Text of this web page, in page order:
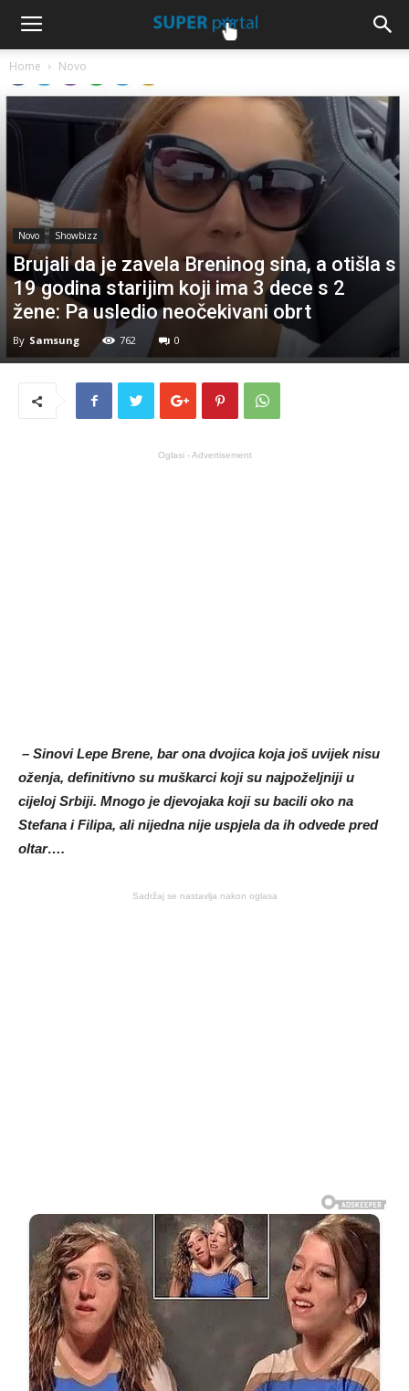
Home Novo
Novo Showbizz
Brujali da je zavela Breninog sina, a otišla s
19 godina starijim koji ima 3 dece s 2
žene: Pa usledio neočekivani obrt
By Samsung 762 0
Oglasi - Advertisement
– Sinovi Lepe Brene, bar ona dvojica koja još uvijek nisu
oženja, definitivno su muškarci koji su najpoželjniji u
cijeloj Srbiji. Mnogo je djevojaka koji su bacili oko na
Stefana i Filipa, ali nijedna nije uspjela da ih odvede pred
oltar….
Sadržaj se nastavlja nakon oglasa